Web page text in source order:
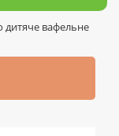
дитяче вафельне